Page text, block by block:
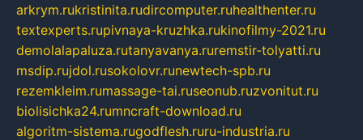
arkrym.rukristinita.rudircomputer.ruhealthenter.ru
textexperts.rupivnaya-kruzhka.rukinofilmy-2021.ru
demolalapaluza.rutanyavanya.ruremstir-tolyatti.ru
msdip.rujdol.rusokolovr.runewtech-spb.ru
rezemkleim.rumassage-tai.ruseonub.ruzvonitut.ru
biolisichka24.rumncraft-download.ru
algoritm-sistema.rugodflesh.ruru-industria.ru